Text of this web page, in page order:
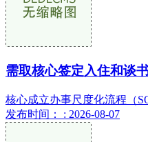
需取核心签定入住和谈
核心成立办事尺度化流程（
发布时间： : 2026-08-07